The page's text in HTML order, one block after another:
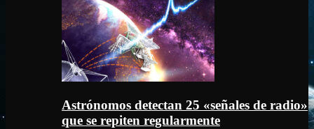
Astrónomos detectan 25 «señales de radio»
que se repiten regularmente